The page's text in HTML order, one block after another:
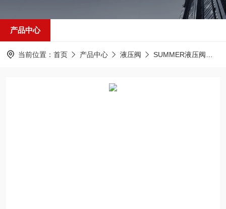
产品中心
当前位置： 首页 产品中心 液压阀 SUMMER液压阀